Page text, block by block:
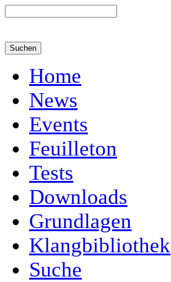
Home
News
Events
Feuilleton
Tests
Downloads
Grundlagen
Klangbibliothek
Suche